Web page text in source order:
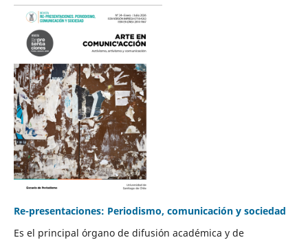
Re-presentaciones: Periodismo, comunicación y sociedad
Es el principal órgano de difusión académica y de